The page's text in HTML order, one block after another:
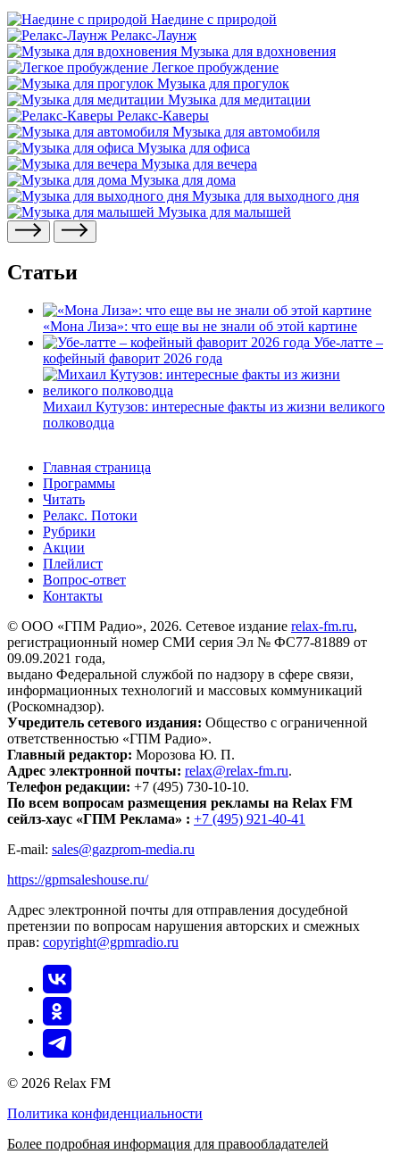
Наедине с природой
Релакс-Лаунж
Музыка для вдохновения
Легкое пробуждение
Музыка для прогулок
Музыка для медитации
Релакс-Каверы
Музыка для автомобиля
Музыка для офиса
Музыка для вечера
Музыка для дома
Музыка для выходного дня
Музыка для малышей
Статьи
«Мона Лиза»: что еще вы не знали об этой картине
Убе-латте –
кофейный фаворит 2026 года
Михаил Кутузов: интересные факты из жизни великого
полководца
Главная страница
Программы
Читать
Релакс. Потоки
Рубрики
Акции
Плейлист
Вопрос-ответ
Контакты
© ООО «ГПМ Радио», 2026. Сетевое издание relax-fm.ru,
регистрационный номер СМИ серия Эл № ФС77-81889 от
09.09.2021 года,
выдано Федеральной службой по надзору в сфере связи,
информационных технологий и массовых коммуникаций
(Роскомнадзор).
Учредитель сетевого издания: Общество с ограниченной
ответственностью «ГПМ Радио».
Главный редактор: Морозова Ю. П.
Адрес электронной почты: relax@relax-fm.ru.
Телефон редакции: +7 (495) 730-10-10.
По всем вопросам размещения рекламы на Relax FM
сейлз-хаус «ГПМ Реклама» : +7 (495) 921-40-41
E-mail: sales@gazprom-media.ru
https://gpmsaleshouse.ru/
Адрес электронной почты для отправления досудебной
претензии по вопросам нарушения авторских и смежных
прав: copyright@gpmradio.ru
© 2026 Relax FM
Политика конфиденциальности
Более подробная информация для правообладателей